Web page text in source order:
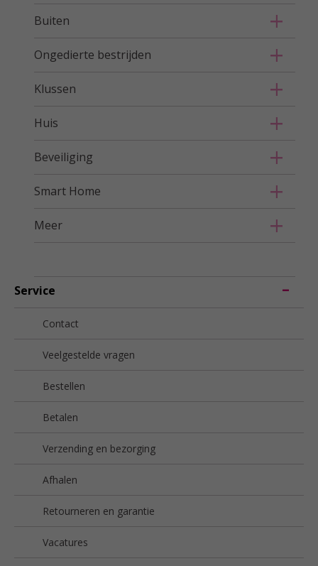
Buiten
Ongedierte bestrijden
Klussen
Huis
Beveiliging
Smart Home
Meer
Service
Contact
Veelgestelde vragen
Bestellen
Betalen
Verzending en bezorging
Afhalen
Retourneren en garantie
Vacatures